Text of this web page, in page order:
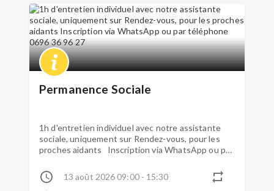
Permanence Sociale
1h d'entretien individuel avec notre assistante
sociale, uniquement sur Rendez-vous, pour les
proches aidants Inscription via WhatsApp ou par
13 août 2026 09:00 - 15:30